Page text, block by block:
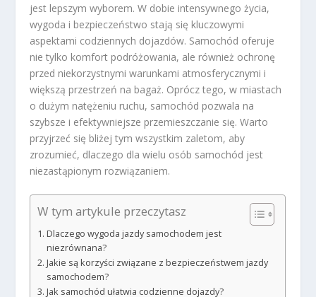
jest lepszym wyborem. W dobie intensywnego życia,
wygoda i bezpieczeństwo stają się kluczowymi
aspektami codziennych dojazdów. Samochód oferuje
nie tylko komfort podróżowania, ale również ochronę
przed niekorzystnymi warunkami atmosferycznymi i
większą przestrzeń na bagaż. Oprócz tego, w miastach
o dużym natężeniu ruchu, samochód pozwala na
szybsze i efektywniejsze przemieszczanie się. Warto
przyjrzeć się bliżej tym wszystkim zaletom, aby
zrozumieć, dlaczego dla wielu osób samochód jest
niezastąpionym rozwiązaniem.
W tym artykule przeczytasz
Dlaczego wygoda jazdy samochodem jest
niezrównana?
Jakie są korzyści związane z bezpieczeństwem jazdy
samochodem?
Jak samochód ułatwia codzienne dojazdy?